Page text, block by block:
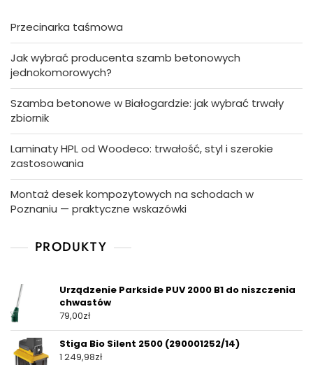
Przecinarka taśmowa
Jak wybrać producenta szamb betonowych
jednokomorowych?
Szamba betonowe w Białogardzie: jak wybrać trwały
zbiornik
Laminaty HPL od Woodeco: trwałość, styl i szerokie
zastosowania
Montaż desek kompozytowych na schodach w
Poznaniu — praktyczne wskazówki
PRODUKTY
Urządzenie Parkside PUV 2000 B1 do niszczenia
chwastów
79,00zł
Stiga Bio Silent 2500 (290001252/14)
1 249,98zł